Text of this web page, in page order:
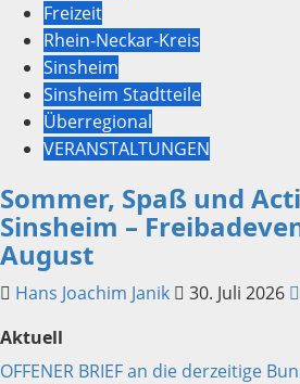
Freizeit
Rhein-Neckar-Kreis
Sinsheim
Sinsheim Stadtteile
Überregional
VERANSTALTUNGEN
Sommer, Spaß und
Sinsheim –
August
Hans Joachim Janik 30. Juli 2026
Aktuell
OFFENER BRIEF an die derzeitige